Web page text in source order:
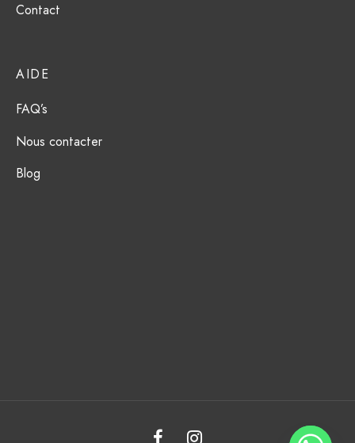
AIDE
FAQ’s
Nous contacter
Blog
Contact